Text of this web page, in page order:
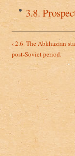
3.8.
‹ 2.6. The Abkhazian
post-Soviet period.